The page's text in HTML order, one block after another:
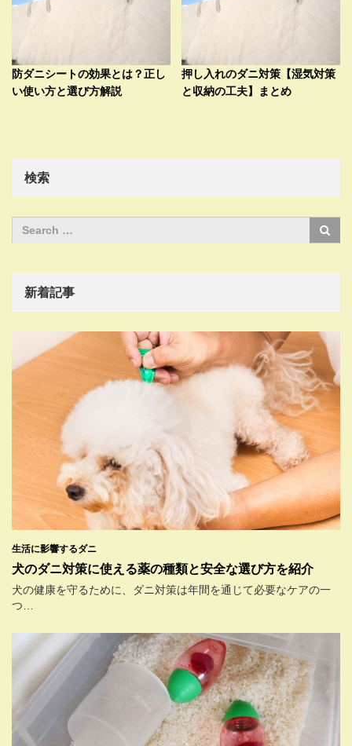
防ダニシートの効果とは？正し
い使い方と選び方解説
押し入れのダニ対策【湿気対策
と収納の工夫】まとめ
検索
新着記事
生活に影響するダニ
犬のダニ対策に使える薬の種類と安全な選び方を紹介
犬の健康を守るために、ダニ対策は年間を通じて必要なケアの一
つ…